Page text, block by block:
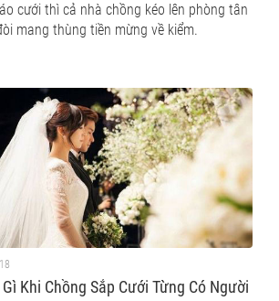
cưới thì cả nhà chồng kéo lên phòng tân
mang thùng tiền mừng về kiểm.
Khi Chồng Sắp Cưới Từng Có Người